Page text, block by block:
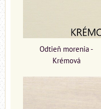
Odtieň morenia -
Krémová